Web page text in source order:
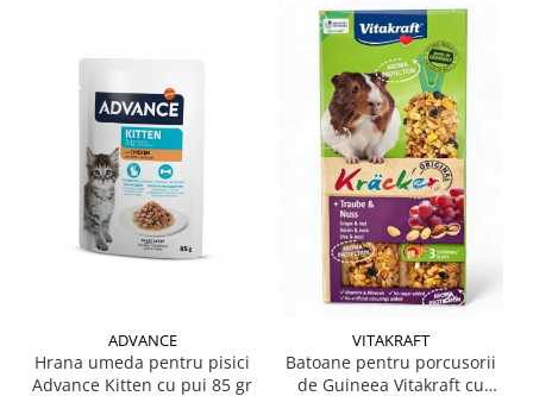
ADVANCE
Hrana umeda pentru pisici
Advance Kitten cu pui 85 gr
VITAKRAFT
Batoane pentru porcusorii
de Guineea Vitakraft cu